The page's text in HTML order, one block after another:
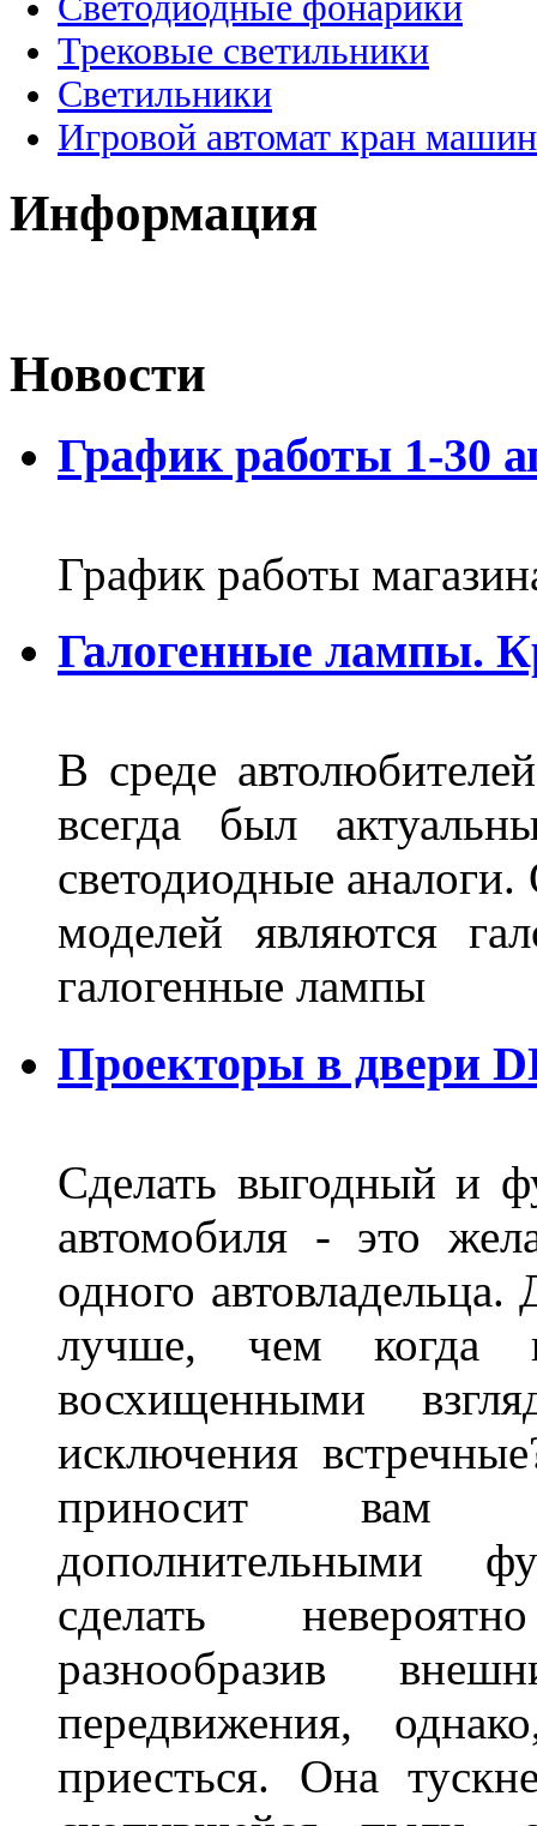
Трековые светильники
Светильники
Игровой автомат кран
Информация
Новости
График работы 1-30
График работы
Галогенные лампы.
В среде
всегда был
светодиодные
моделей являются
галогенные лампы
Проекторы в двери
Сделать выгодный и
автомобиля - это
одного
лучше, чем когда
восхищенными
исключения
приносит вам
дополнительными
сделать
разнообразив
передвижения,
приесться. Она